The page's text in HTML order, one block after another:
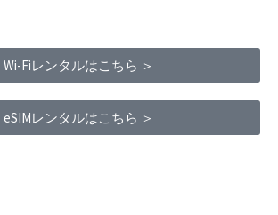
Wi-Fiレンタルはこちら ＞
eSIMレンタルはこちら ＞